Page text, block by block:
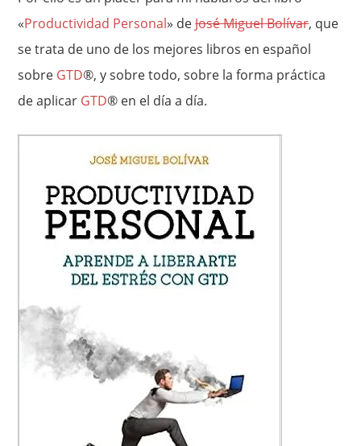
«Productividad Personal» deJosé Miguel Bolívar, que
se trata de uno de los mejores libros en español
sobre GTD®, y sobre todo, sobre la forma práctica
de aplicar GTD® en el día a día.